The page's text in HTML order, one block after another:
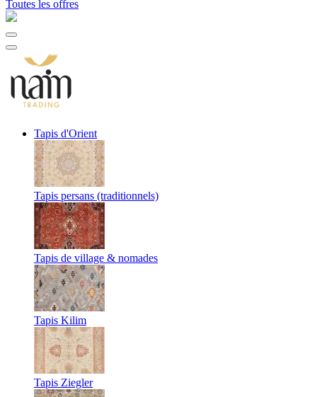
Toutes les offres
Tapis d'Orient
Tapis persans (traditionnels)
Tapis de village & nomades
Tapis Kilim
Tapis Ziegler